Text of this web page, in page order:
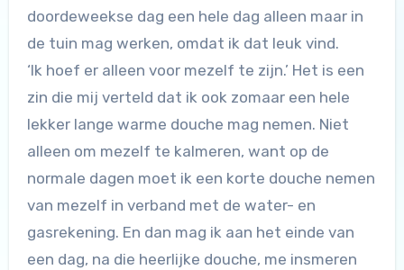
doordeweekse dag een hele dag alleen maar in
de tuin mag werken, omdat ik dat leuk vind.
‘Ik hoef er alleen voor mezelf te zijn.’ Het is een
zin die mij verteld dat ik ook zomaar een hele
lekker lange warme douche mag nemen. Niet
alleen om mezelf te kalmeren, want op de
normale dagen moet ik een korte douche nemen
van mezelf in verband met de water- en
gasrekening. En dan mag ik aan het einde van
een dag, na die heerlijke douche, me insmeren